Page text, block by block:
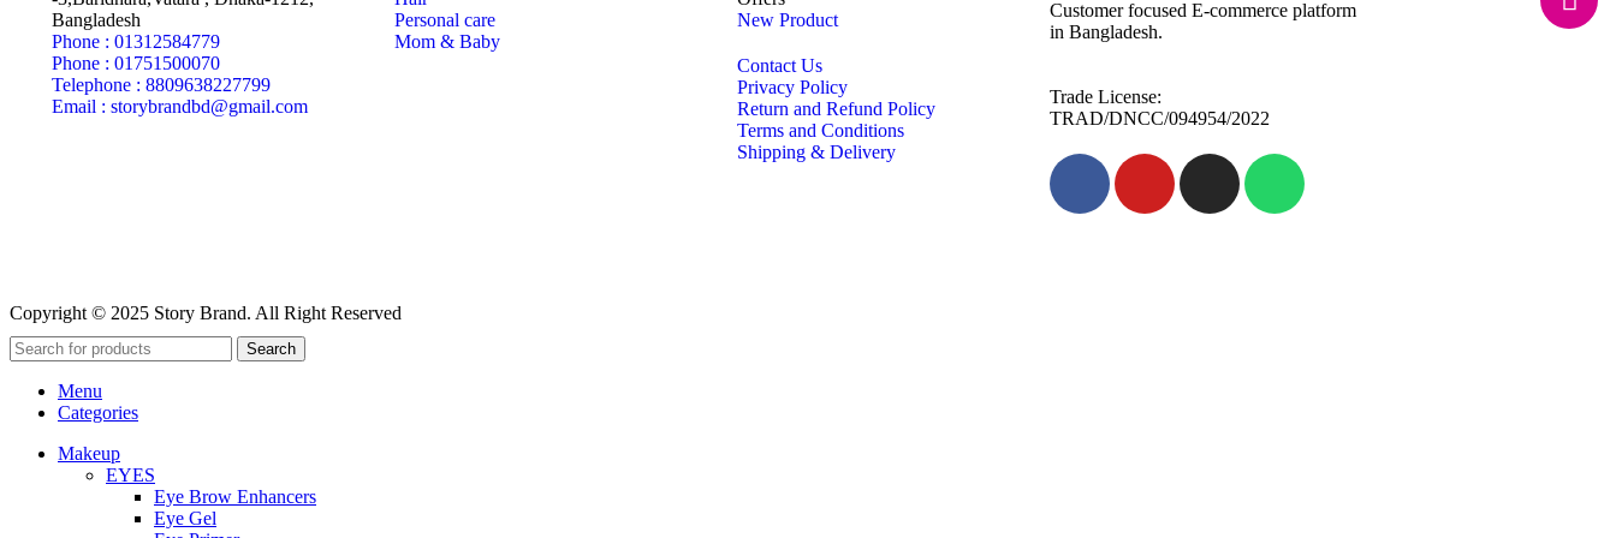
Bangladesh
Phone : 01312584779
Phone : 01751500070
Telephone : 8809638227799
Email : storybrandbd@gmail.com
Personal care
Mom & Baby
New Product
Contact Us
Privacy Policy
Return and Refund Policy
Terms and Conditions
Shipping & Delivery
Customer focused E-commerce platform
in Bangladesh.
Trade License:
TRAD/DNCC/094954/2022
Copyright © 2025 Story Brand. All Right Reserved
Search
Menu
Categories
Makeup
EYES
Eye Brow Enhancers
Eye Gel